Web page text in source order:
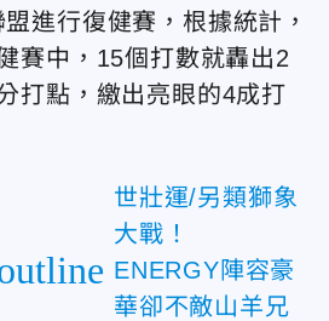
進行復健賽，根據統計，
賽中，15個打數就轟出2
打點，繳出亮眼的4成打
世壯運/另類獅象
大戰！
ENERGY陣容豪
華卻不敵山羊兄